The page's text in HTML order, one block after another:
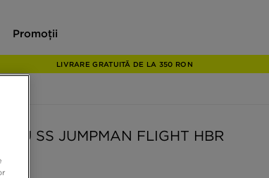
Promoții
LIVRARE GRATUITĂ DE LA 350 RON
SS JUMPMAN FLIGHT HBR